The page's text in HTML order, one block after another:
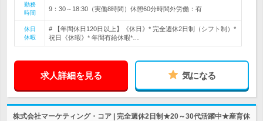
勤務
時間
9：30～18:30（実働8時間）休憩60分時間外労働：有
休日
休暇
# 【年間休日120日以上】《休日》* 完全週休2日制（シフト制）*
祝日《休暇》* 年間有給休暇*…
求人詳細を見る 気になる
株式会社マーケティング・コア | 完全週休2日制★20～30代活躍中★産育休